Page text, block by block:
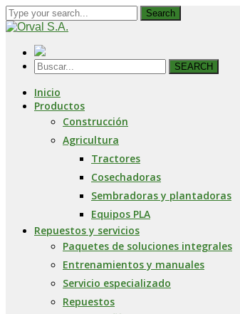
Search
SEARCH
Inicio
Productos
Construcción
Agricultura
Tractores
Cosechadoras
Sembradoras y plantadoras
Equipos PLA
Repuestos y servicios
Paquetes de soluciones integrales
Entrenamientos y manuales
Servicio especializado
Repuestos